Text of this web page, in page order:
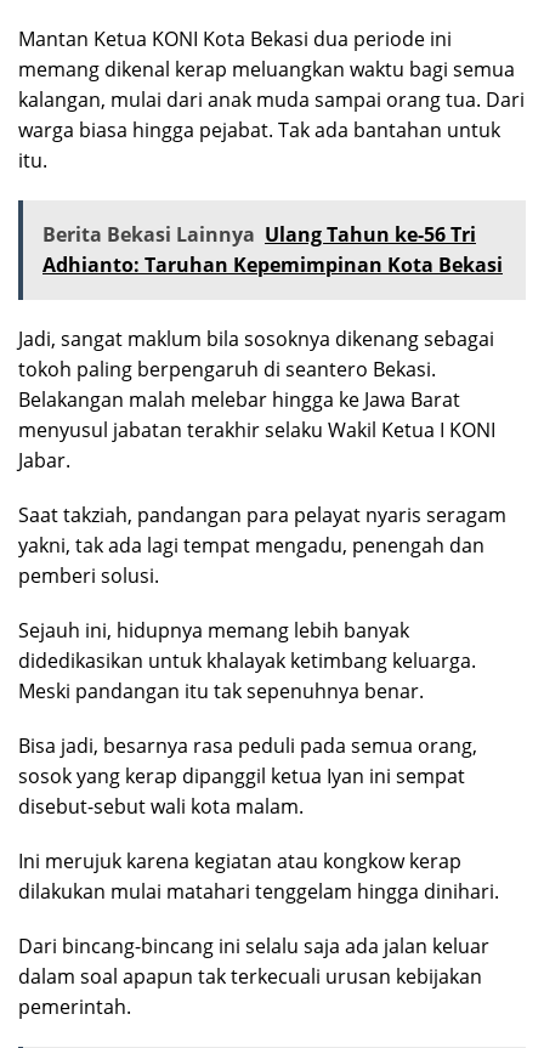
Mantan Ketua KONI Kota Bekasi dua periode ini
memang dikenal kerap meluangkan waktu bagi semua
kalangan, mulai dari anak muda sampai orang tua. Dari
warga biasa hingga pejabat. Tak ada bantahan untuk
itu.
Berita Bekasi Lainnya Ulang Tahun ke-56 Tri
Adhianto: Taruhan Kepemimpinan Kota Bekasi
Jadi, sangat maklum bila sosoknya dikenang sebagai
tokoh paling berpengaruh di seantero Bekasi.
Belakangan malah melebar hingga ke Jawa Barat
menyusul jabatan terakhir selaku Wakil Ketua I KONI
Jabar.
Saat takziah, pandangan para pelayat nyaris seragam
yakni, tak ada lagi tempat mengadu, penengah dan
pemberi solusi.
Sejauh ini, hidupnya memang lebih banyak
didedikasikan untuk khalayak ketimbang keluarga.
Meski pandangan itu tak sepenuhnya benar.
Bisa jadi, besarnya rasa peduli pada semua orang,
sosok yang kerap dipanggil ketua Iyan ini sempat
disebut-sebut wali kota malam.
Ini merujuk karena kegiatan atau kongkow kerap
dilakukan mulai matahari tenggelam hingga dinihari.
Dari bincang-bincang ini selalu saja ada jalan keluar
dalam soal apapun tak terkecuali urusan kebijakan
pemerintah.